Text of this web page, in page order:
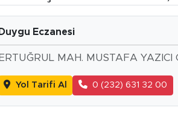
Duygu Eczanesi
ERTUĞRUL MAH. MUSTAFA YAZICI
Yol Tarifi Al 0 (232) 631 32 00